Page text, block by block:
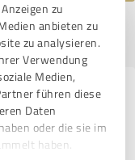
zu
anbieten zu
zu analysieren.
Verwendung
Medien,
führen diese
Daten
oder die sie im
haben.
27.05.2020|Profil